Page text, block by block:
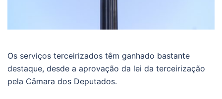
Os serviços terceirizados têm ganhado bastante
destaque, desde a aprovação da lei da terceirização
pela Câmara dos Deputados.